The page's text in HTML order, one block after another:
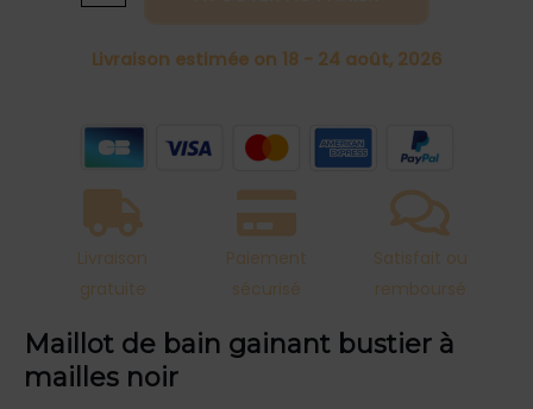
gainant
Livraison estimée on 18 - 24 août, 2026
Livraison
gratuite
Paiement
sécurisé
Satisfait ou
remboursé
Maillot de bain gainant bustier à
mailles noir